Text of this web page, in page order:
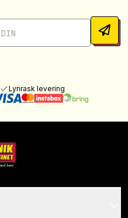
Lynrask levering